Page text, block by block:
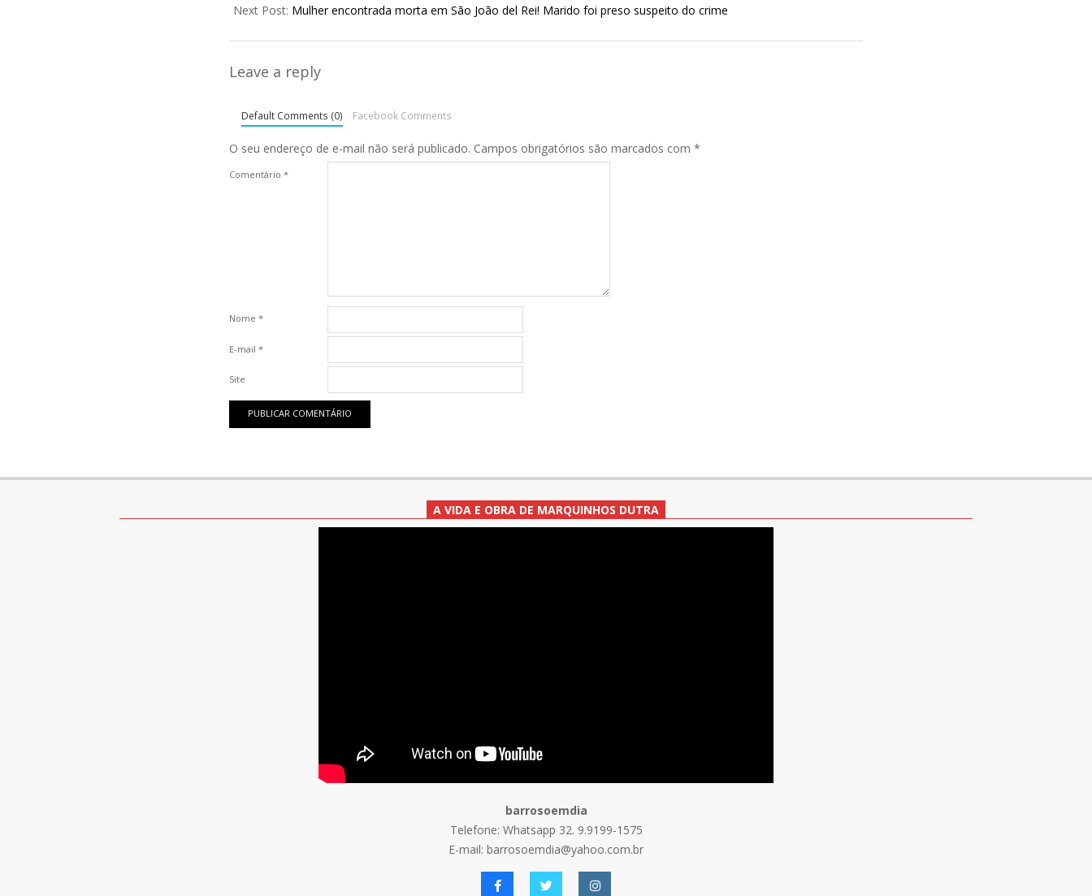
26
Next Post: Mulher encontrada morta em São João del Rei! Marido foi preso suspeito do crime
Leave a reply
Default Comments (0) Facebook Comments
O seu endereço de e-mail não será publicado. Campos obrigatórios são marcados com *
Comentário *
Nome *
E-mail *
Site
A VIDA E OBRA DE MARQUINHOS DUTRA
barrosoemdia
Telefone: Whatsapp 32. 9.9199-1575
E-mail: barrosoemdia@yahoo.com.br